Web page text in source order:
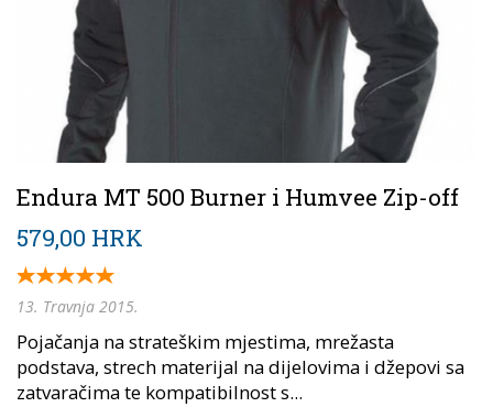
Endura MT 500 Burner i Humvee Zip-off
579,00 HRK
13. Travnja 2015.
Pojačanja na strateškim mjestima, mrežasta
podstava, strech materijal na dijelovima i džepovi sa
zatvaračima te kompatibilnost s...